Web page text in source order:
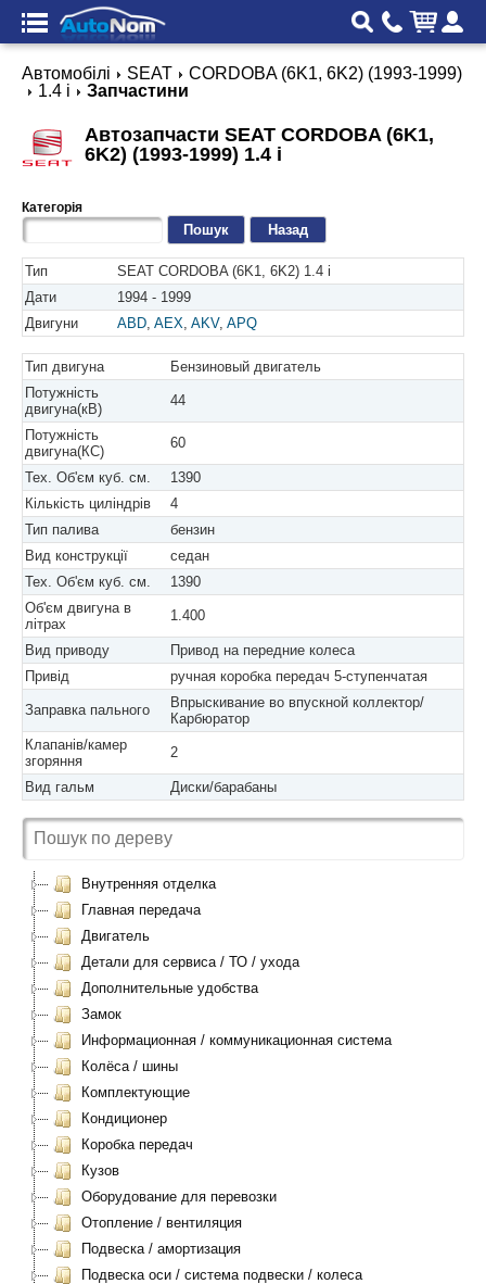
Автомобілі SEAT
CORDOBA (6K1, 6K2) (1993-1999)
1.4 i
Запчастини
Автозапчасти SEAT CORDOBA (6K1,
6K2) (1993-1999) 1.4 i
Категорія
Назад
Тип
SEAT CORDOBA (6K1, 6K2) 1.4 i
Дати
1994 - 1999
Двигуни
ABD, AEX, AKV, APQ
Тип двигуна
Бензиновый двигатель
Потужність
двигуна(кВ)
44
Потужність
двигуна(КС)
60
Тех. Об'єм куб. см.
1390
Кількість циліндрів
4
Тип палива
бензин
Вид конструкції
седан
Тех. Об'єм куб. см.
1390
Об'єм двигуна в
літрах
1.400
Вид приводу
Привод на передние колеса
Привід
ручная коробка передач 5-ступенчатая
Заправка пального
Впрыскивание во впускной коллектор/
Карбюратор
Клапанів/камер
згоряння
2
Вид гальм Диски/барабаны
Внутренняя отделка
Главная передача
Двигатель
Детали для сервиса / ТО / ухода
Дополнительные удобства
Замок
Информационная / коммуникационная система
Колёса / шины
Комплектующие
Кондиционер
Коробка передач
Кузов
Оборудование для перевозки
Отопление / вентиляция
Подвеска / амортизация
Подвеска оси / система подвески / колеса